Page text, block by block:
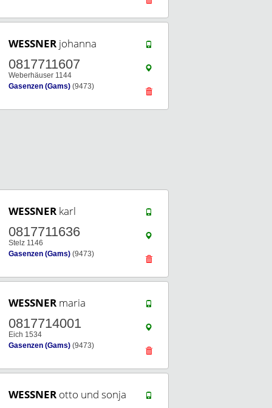
WESSNER johanna
0817711607
Weberhäuser 1144
Gasenzen (Gams) (9473)
WESSNER karl
0817711636
Stelz 1146
Gasenzen (Gams) (9473)
WESSNER maria
0817714001
Eich 1534
Gasenzen (Gams) (9473)
WESSNER otto und sonja